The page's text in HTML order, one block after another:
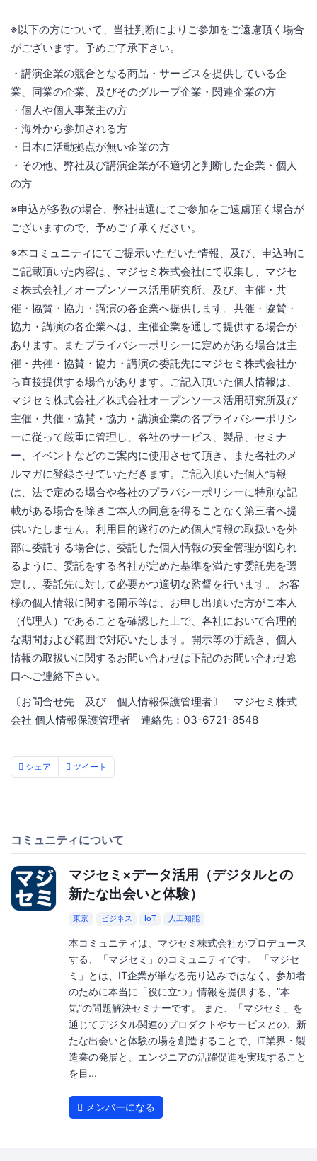
※以下の方について、当社判断によりご参加をご遠慮頂く場合
がございます。予めご了承下さい。
・講演企業の競合となる商品・サービスを提供している企
業、同業の企業、及びそのグループ企業・関連企業の方
・個人や個人事業主の方
・海外から参加される方
・日本に活動拠点が無い企業の方
・その他、弊社及び講演企業が不適切と判断した企業・個人
の方
※申込が多数の場合、弊社抽選にてご参加をご遠慮頂く場合が
ございますので、予めご了承ください。
※本コミュニティにてご提示いただいた情報、及び、申込時に
ご記載頂いた内容は、マジセミ株式会社にて収集し、マジセ
ミ株式会社／オープンソース活用研究所、及び、主催・共
催・協賛・協力・講演の各企業へ提供します。共催・協賛・
協力・講演の各企業へは、主催企業を通して提供する場合が
あります。またプライバシーポリシーに定めがある場合は主
催・共催・協賛・協力・講演の委託先にマジセミ株式会社か
ら直接提供する場合があります。ご記入頂いた個人情報は、
マジセミ株式会社／株式会社オープンソース活用研究所及び
主催・共催・協賛・協力・講演企業の各プライバシーポリシ
ーに従って厳重に管理し、各社のサービス、製品、セミナ
ー、イベントなどのご案内に使用させて頂き、また各社のメ
ルマガに登録させていただきます。ご記入頂いた個人情報
は、法で定める場合や各社のプラバシーポリシーに特別な記
載がある場合を除きご本人の同意を得ることなく第三者へ提
供いたしません。利用目的遂行のため個人情報の取扱いを外
部に委託する場合は、委託した個人情報の安全管理が図られ
るように、委託をする各社が定めた基準を満たす委託先を選
定し、委託先に対して必要かつ適切な監督を行います。 お客
様の個人情報に関する開示等は、お申し出頂いた方がご本人
（代理人）であることを確認した上で、各社において合理的
な期間および範囲で対応いたします。開示等の手続き、個人
情報の取扱いに関するお問い合わせは下記のお問い合わせ窓
口へご連絡下さい。
〔お問合せ先 及び 個人情報保護管理者〕 マジセミ株式
会社 個人情報保護管理者 連絡先：03-6721-8548
シェア ツイート
コミュニティについて
マジセミ×データ活用（デジタルとの
新たな出会いと体験）
東京 ビジネス IoT 人工知能
本コミュニティは、マジセミ株式会社がプロデュース
する、「マジセミ」のコミュニティです。 「マジセ
ミ」とは、IT企業が単なる売り込みではなく、参加者
のために本当に「役に立つ」情報を提供する、”本
気”の問題解決セミナーです。 また、「マジセミ」を
通じてデジタル関連のプロダクトやサービスとの、新
たな出会いと体験の場を創造することで、IT業界・製
造業の発展と、エンジニアの活躍促進を実現すること
を目...
メンバーになる